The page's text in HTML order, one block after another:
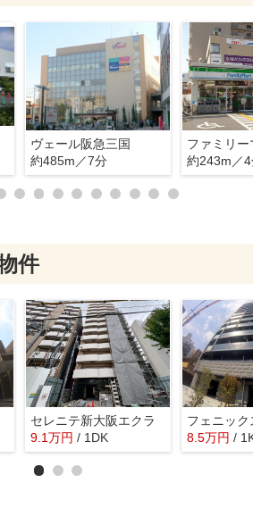
ヴェール阪急三国
約485m／7分
約243m／
件
セレニテ新大阪エクラ
9.1万円 / 1DK
フェニック
8.5万円 /